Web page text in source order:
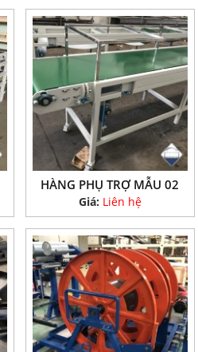
HÀNG PHỤ TRỢ MẪU 02
Giá: Liên hệ